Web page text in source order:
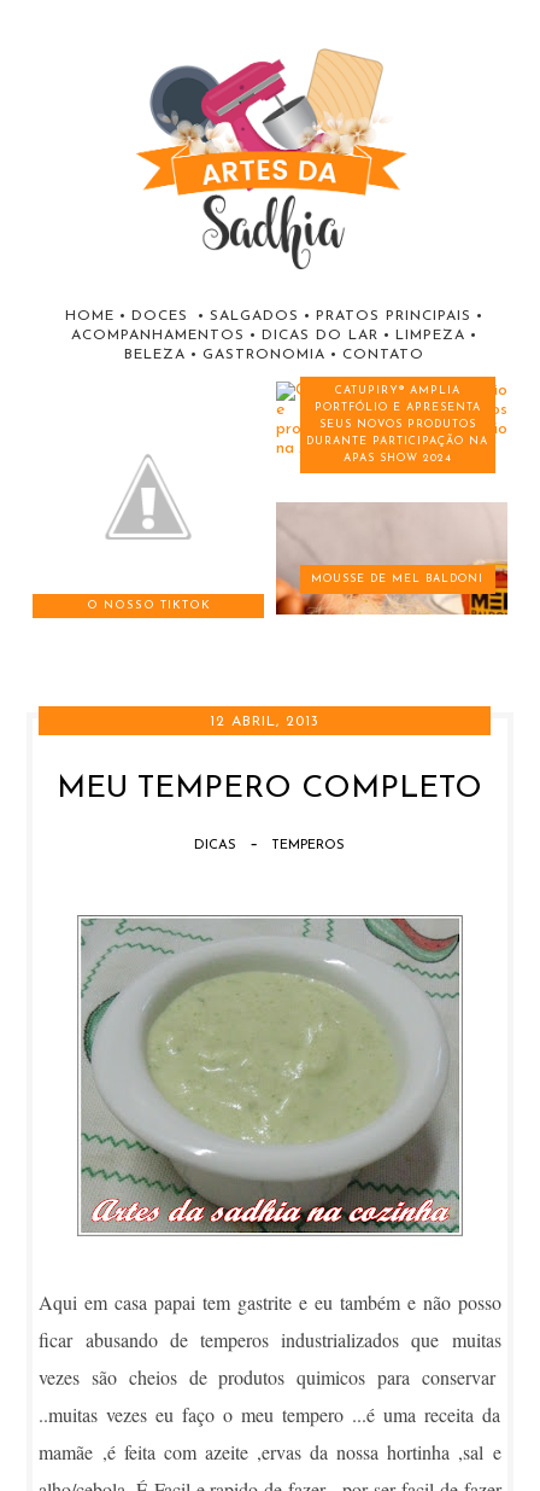
HOME • DOCES • SALGADOS • PRATOS PRINCIPAIS •
ACOMPANHAMENTOS • DICAS DO LAR • LIMPEZA •
BELEZA • GASTRONOMIA • CONTATO
O NOSSO TIKTOK
CATUPIRY® AMPLIA
PORTFÓLIO E APRESENTA
SEUS NOVOS PRODUTOS
DURANTE PARTICIPAÇÃO NA
APAS SHOW 2024
MOUSSE DE MEL BALDONI
12 ABRIL, 2013
MEU TEMPERO COMPLETO
DICAS - TEMPEROS
Aqui em casa papai tem gastrite e eu também e não posso
ficar abusando de temperos industrializados que muitas
vezes são cheios de produtos quimicos para conservar
..muitas vezes eu faço o meu tempero ...é uma receita da
mamãe ,é feita com azeite ,ervas da nossa hortinha ,sal e